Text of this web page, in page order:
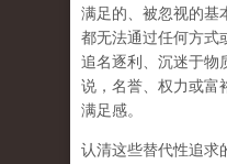
满足的、被忽视的基
都无法通过任何方式
追名逐利、沉迷于物
说，名誉、权力或富
满足感。
认清这些替代性追求